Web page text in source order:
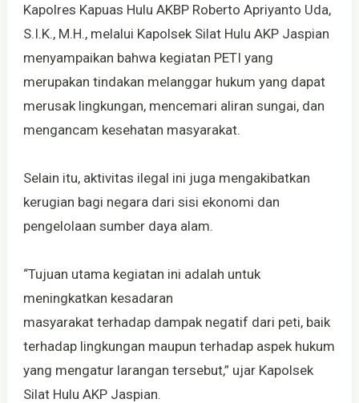
Kapolres Kapuas Hulu AKBP Roberto Apriyanto Uda,
S.I.K., M.H., melalui Kapolsek Silat Hulu AKP Jaspian
menyampaikan bahwa kegiatan PETI yang
merupakan tindakan melanggar hukum yang dapat
merusak lingkungan, mencemari aliran sungai, dan
mengancam kesehatan masyarakat.
Selain itu, aktivitas ilegal ini juga mengakibatkan
kerugian bagi negara dari sisi ekonomi dan
pengelolaan sumber daya alam.
“Tujuan utama kegiatan ini adalah untuk
meningkatkan kesadaran
masyarakat terhadap dampak negatif dari peti, baik
terhadap lingkungan maupun terhadap aspek hukum
yang mengatur larangan tersebut,” ujar Kapolsek
Silat Hulu AKP Jaspian.